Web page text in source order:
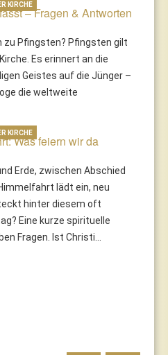
– Fragen & Antworten
zu Pfingsten? Pfingsten gilt
Es erinnert an die
Geistes auf die Jünger –
die weltweite
KIRCHE
Was feiern wir da
Erde, zwischen Abschied
lädt ein, neu
hinter diesem oft
Eine kurze spirituelle
Fragen. Ist Christi…
KIRCHE